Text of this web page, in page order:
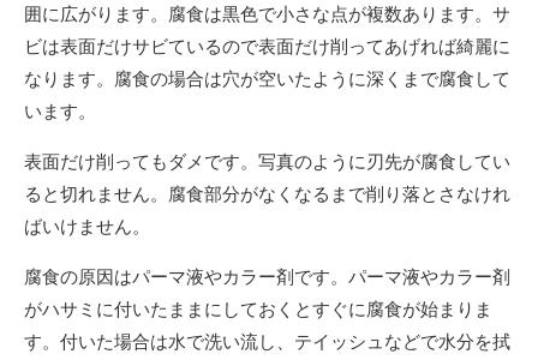
囲に広がります。腐食は黒色で小さな点が複数あります。サ
ビは表面だけサビているので表面だけ削ってあげれば綺麗に
なります。腐食の場合は穴が空いたように深くまで腐食して
います。
表面だけ削ってもダメです。写真のように刃先が腐食してい
ると切れません。腐食部分がなくなるまで削り落とさなけれ
ばいけません。
腐食の原因はパーマ液やカラー剤です。パーマ液やカラー剤
がハサミに付いたままにしておくとすぐに腐食が始まりま
す。付いた場合は水で洗い流し、テイッシュなどで水分を拭